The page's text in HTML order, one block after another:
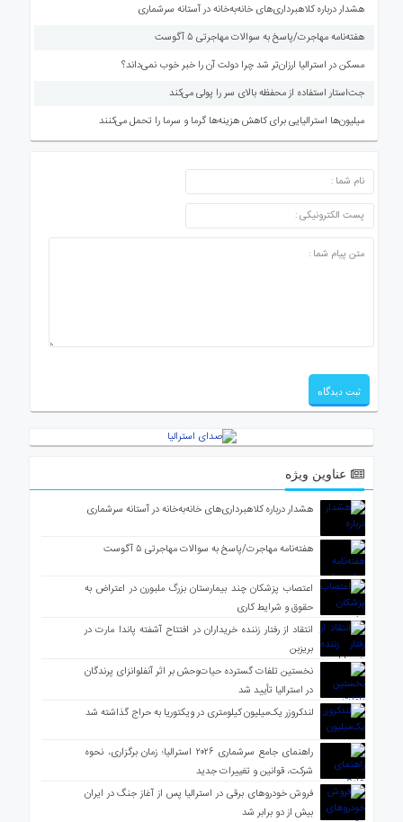
هشدار درباره کلاهبرداری‌های خانه‌به‌خانه در آستانه سرشماری
هفته‌نامه مهاجرت/پاسخ به سوالات مهاجرتی ۵ آگوست
مسکن در استرالیا ارزان‌تر شد چرا دولت آن را خبر خوب نمی‌داند؟
جت‌استار استفاده از محفظه بالای سر را پولی می‌کند
میلیون‌ها استرالیایی برای کاهش هزینه‌ها گرما و سرما را تحمل می‌کنند
ارسال دیدگاه
عناوین ویژه
هشدار درباره کلاهبرداری‌های خانه‌به‌خانه در آستانه سرشماری
هفته‌نامه مهاجرت/پاسخ به سوالات مهاجرتی ۵ آگوست
اعتصاب پزشکان چند بیمارستان بزرگ ملبورن در اعتراض به
حقوق و شرایط کاری
انتقاد از رفتار زننده خریداران در افتتاح آشفته پاندا مارت در
بریزبن
نخستین تلفات گسترده حیات‌وحش بر اثر آنفلوانزای پرندگان
در استرالیا تأیید شد
لندکروزر یک‌میلیون کیلومتری در ویکتوریا به حراج گذاشته شد
راهنمای جامع سرشماری ۲۰۲۶ استرالیا؛ زمان برگزاری، نحوه
شرکت، قوانین و تغییرات جدید
فروش خودروهای برقی در استرالیا پس از آغاز جنگ در ایران
بیش از دو برابر شد